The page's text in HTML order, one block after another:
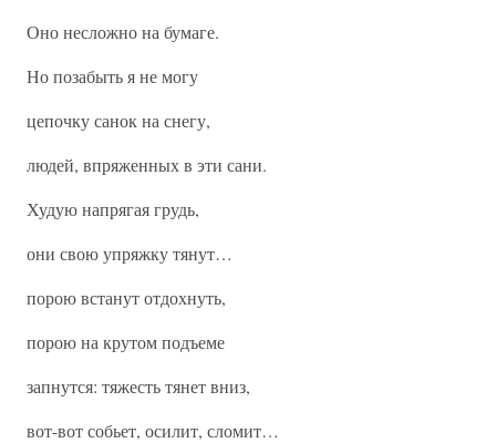
Оно несложно на бумаге.
Но позабыть я не могу
цепочку санок на снегу,
людей, впряженных в эти сани.
Худую напрягая грудь,
они свою упряжку тянут…
порою встанут отдохнуть,
порою на крутом подъеме
запнутся: тяжесть тянет вниз,
вот-вот собьет, осилит, сломит…